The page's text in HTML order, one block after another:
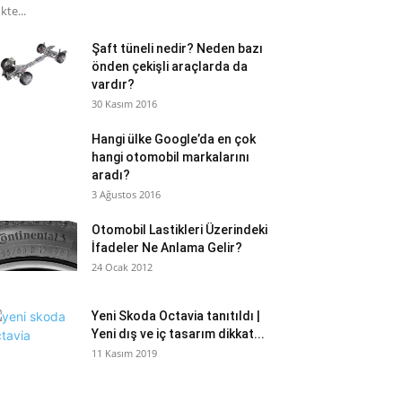
Şaft tüneli nedir? Neden bazı
önden çekişli araçlarda da
vardır?
30 Kasım 2016
Hangi ülke Google’da en çok
hangi otomobil markalarını
aradı?
3 Ağustos 2016
Otomobil Lastikleri Üzerindeki
İfadeler Ne Anlama Gelir?
24 Ocak 2012
Yeni Skoda Octavia tanıtıldı |
Yeni dış ve iç tasarım dikkat...
11 Kasım 2019